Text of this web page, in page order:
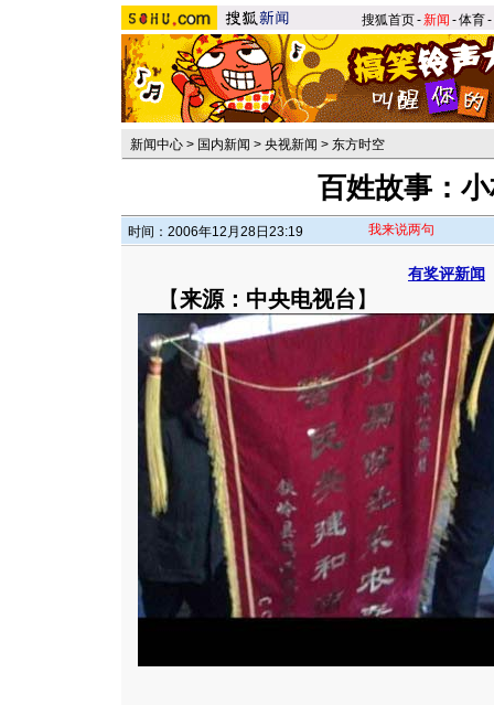
搜狐首页-新闻 -体育-
新闻中心 > 国内新闻 > 央视新闻 > 东方时空
百姓故事：
时间：2006年12月28日23:19 我来说两句
有奖评新闻
【来源：中央电视台】